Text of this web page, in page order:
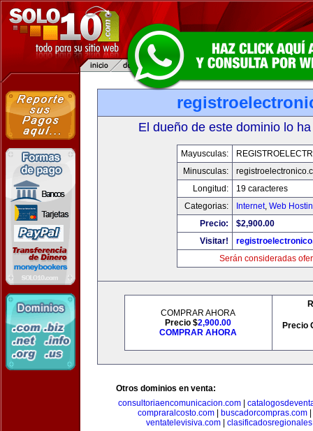
El dueño de este dominio lo
Mayusculas:
Minusculas:
Longitud:
19 caracteres
Categorias:
Internet, Web
Precio:
$2,900.00
Visitar!
Serán consideradas
COMPRAR AHORA
Precio $2,900.00
COMPRAR AHORA
Precio
Otros dominios en venta:
consultoriaencomunicacion.com
compraralcosto.com| buscadorcompras.com|
ventatelevisiva.com